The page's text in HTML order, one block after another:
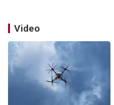
Video